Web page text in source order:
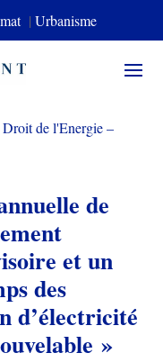
| Urbanisme
Droit de l'Energie –
de
et un
des
d’électricité
»